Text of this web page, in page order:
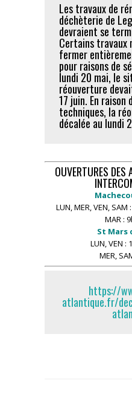
Les travaux de
déchèterie de
devraient se
Certains travaux
fermer
pour raisons de
lundi 20 mai, le
réouverture
17 juin. En
techniques, la
décalée au lundi
OUVERTURES DES
LUN,MER,VEN, SAM
MAR:
St Mars
LUN,VEN :
MER,
https://
atlantique.fr/